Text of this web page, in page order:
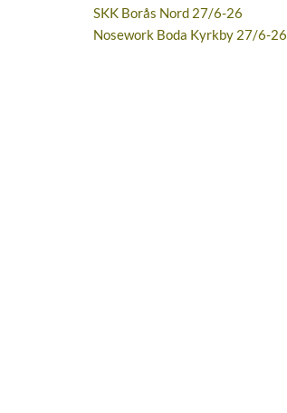
SKK Borås Nord 27/6-26
Nosework Boda Kyrkby 27/6-26